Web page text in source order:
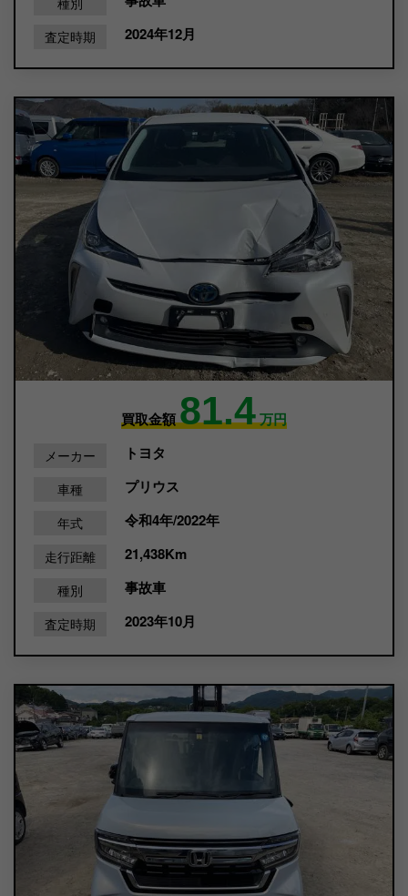
査定時期 2024年12月
買取金額81.4万円
メーカー トヨタ
車種 プリウス
年式 令和4年/2022年
走行距離 21,438Km
種別 事故車
査定時期 2023年10月